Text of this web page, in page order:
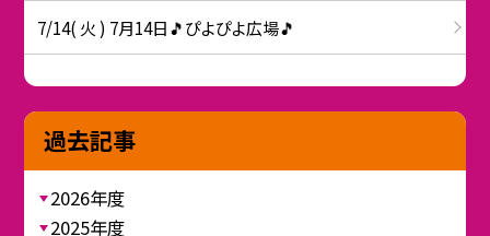
7/14( 火 ) 7月14日🎵ぴよぴよ広場🎵
過去記事
2026年度
2025年度